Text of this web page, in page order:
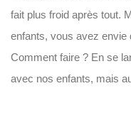
fait plus froid après tout.
enfants, vous avez envie
Comment faire ? En se
avec nos enfants, mais